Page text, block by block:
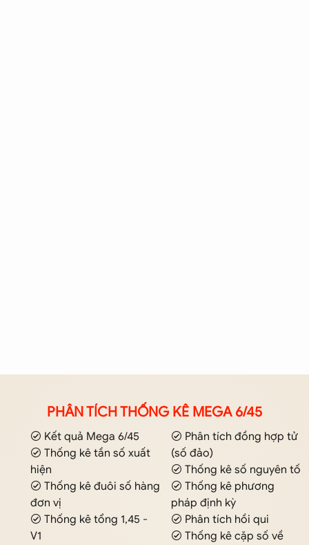
PHÂN TÍCH THỐNG KÊ MEGA 6/45
Kết quả Mega 6/45
Thống kê tần số xuất
hiện
Thống kê đuôi số hàng
đơn vị
Thống kê tổng 1,45 -
V1
Phân tích đồng hợp tử
(số đảo)
Thống kê số nguyên tố
Thống kê phương
pháp định kỳ
Phân tích hồi qui
Thống kê cặp số về